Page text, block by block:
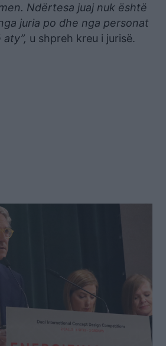
Ndërtesa juaj nuk është
juria po dhe nga personat
u shpreh kreu i jurisë.